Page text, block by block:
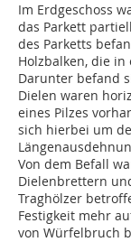
Im Erdgeschoss
das Parkett
des Parketts
Holzbalken, die
Darunter befand
Dielen waren
eines Pilzes
sich hierbei um
Von dem Befall
Dielenbrettern
Traghölzer
Festigkeit mehr
von Würfelbruch